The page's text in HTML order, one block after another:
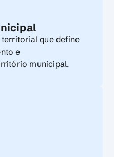
que define
e
municipal.